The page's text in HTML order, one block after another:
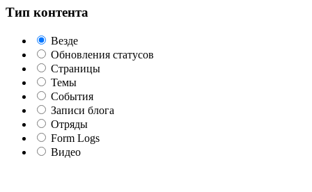
Тип контента
Везде
Обновления статусов
Страницы
Темы
События
Записи блога
Отряды
Form Logs
Видео